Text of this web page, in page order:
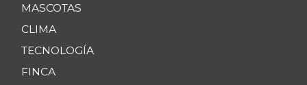
MASCOTAS
CLIMA
TECNOLOGÍA
FINCA